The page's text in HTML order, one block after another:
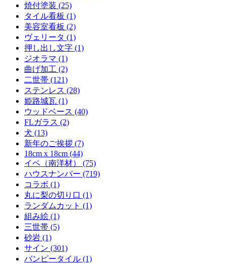
焼付塗装 (25)
タイル看板 (1)
美容室看板 (2)
ヴェリータ (1)
押し出し文字 (1)
ジオラマ (1)
曲げ加工 (2)
二世帯 (121)
ステンレス (28)
姫路城瓦 (1)
ウッドベース (40)
FLガラス (2)
犬 (13)
新年のご挨拶 (7)
18cm x 18cm (44)
イペ（南洋材） (75)
ハウスナンバー (719)
コラボ (1)
丸に梨の切り口 (1)
ランダムカット (1)
組み絵 (1)
三世帯 (5)
砂岩 (1)
サイン (301)
バンピータイル (1)